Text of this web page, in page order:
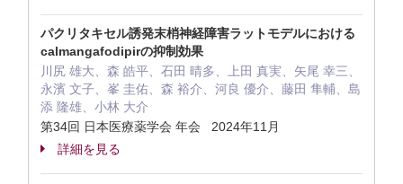
パクリタキセル誘発末梢神経障害ラットモデルにおける
calmangafodipirの抑制効果
川尻 雄大、森 皓平、石田 晴多、上田 真実、矢尾 幸三、
永濱 文子、峯 圭佑、森 裕介、河良 優介、藤田 隼輔、島
添 隆雄、小林 大介
第34回 日本医療薬学会 年会 2024年11月
詳細を見る